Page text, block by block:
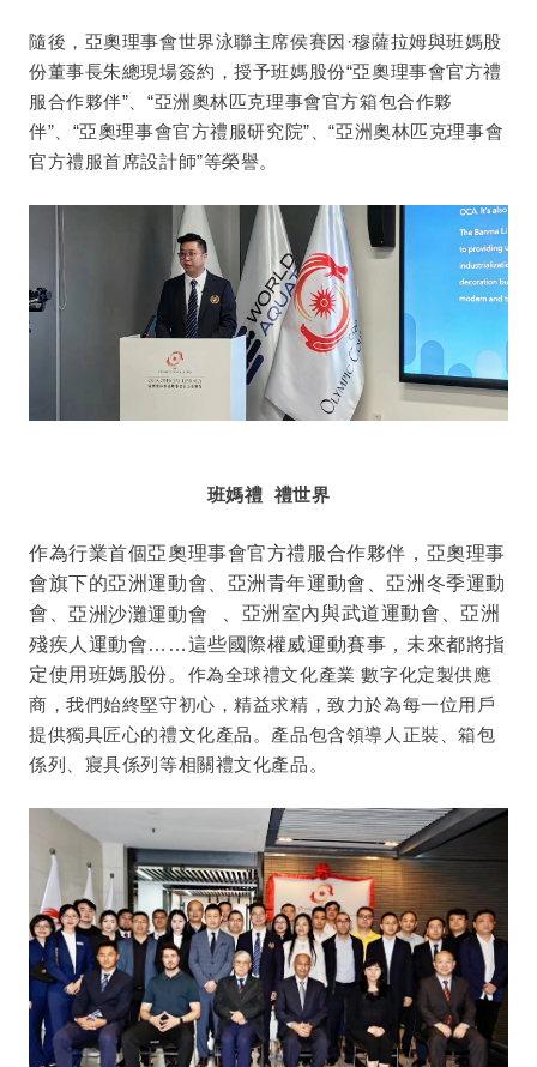
隨後，亞奧理事會世界泳聯主席侯賽因·穆薩拉姆與班媽股
份董事長朱總現場簽約，授予班媽股份“亞奧理事會官方禮
服合作夥伴”、“亞洲奧林匹克理事會官方箱包合作夥
伴”、“亞奧理事會官方禮服研究院”、“亞洲奧林匹克理事會
官方禮服首席設計師”等榮譽。
班媽禮 禮世界
作為行業首個亞奧理事會官方禮服合作夥伴，亞奧理事
會旗下的亞洲運動會、亞洲青年運動會、亞洲冬季運動
會、亞洲沙灘運動會
、亞洲室內與武道運動會、亞洲
殘疾人運動會……這些國際權威運動賽事，未來都將指
定使用班媽股份。 作為全球禮文化產業 數字化定製供應
商，我們始終堅守初心，精益求精，致力於為每一位用戶
提供獨具匠心的禮文化產品。產品包含領導人正裝、箱包
係列、寢具係列等相關禮文化產品。